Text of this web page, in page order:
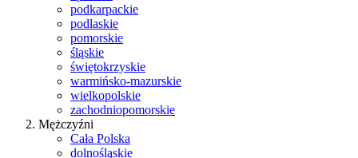
podkarpackie
podlaskie
pomorskie
śląskie
świętokrzyskie
warmińsko-mazurskie
wielkopolskie
zachodniopomorskie
Mężczyźni
Cała Polska
dolnośląskie